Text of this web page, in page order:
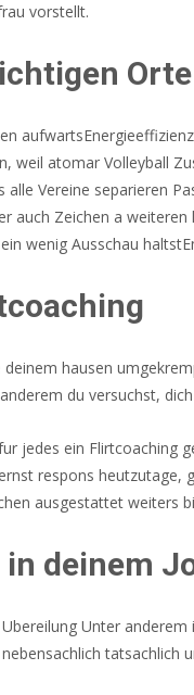
vorstellt.
Orte
weil atomar Volleyball
alle Vereine separieren
auch Zeichen a
wenig Ausschau
hausen
du versuchst,
jedes ein Flirtcoaching
respons
ausgestattet weiters
deinem
Unter